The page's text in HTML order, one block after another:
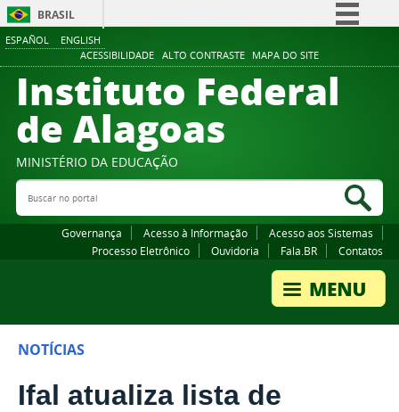
ESPAÑOL ENGLISH
ACESSIBILIDADE ALTO CONTRASTE MAPA DO SITE
BRASIL
Comunica BR
Participe
Canais
Instituto Federal
de Alagoas
MINISTÉRIO DA EDUCAÇÃO
Buscar no portal
Governança Acesso à Informação
Acesso aos Sistemas
Processo Eletrônico
Ouvidoria Fala.BR Contatos
NOTÍCIAS
Ifal atualiza lista de